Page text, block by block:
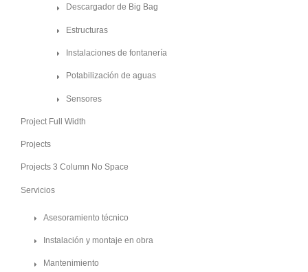
Descargador de Big Bag
Estructuras
Instalaciones de fontanería
Potabilización de aguas
Sensores
Project Full Width
Projects
Projects 3 Column No Space
Servicios
Asesoramiento técnico
Instalación y montaje en obra
Mantenimiento